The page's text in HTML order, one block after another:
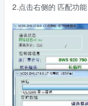
2.点击右侧的 匹配功能